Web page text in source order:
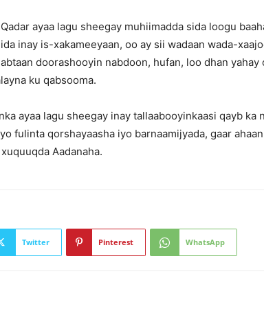
ayaa lagu sheegay muhiimadda sida loogu
inay is-xakameeyaan, oo ay sii wadaan wada-
doorashooyin nabdoon, hufan, loo dhan
ku qabsooma.
ayaa lagu sheegay inay tallaabooyinkaasi qayb ka
fulinta qorshayaasha iyo barnaamijyada, gaar
Aadanaha.
Twitter Pinterest WhatsApp